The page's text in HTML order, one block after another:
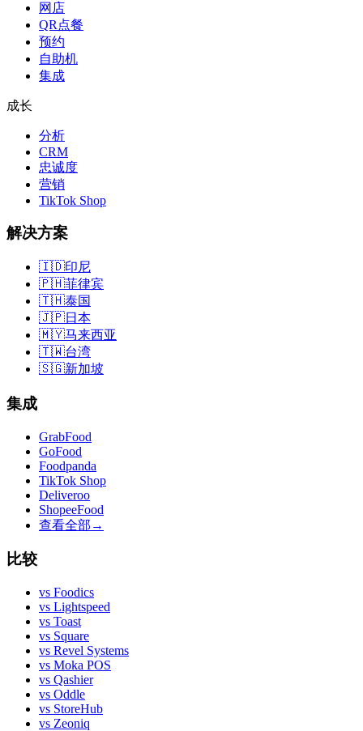
网店
QR点餐
预约
自助机
集成
成长
分析
CRM
忠诚度
营销
TikTok Shop
解决方案
🇮🇩印尼
🇵🇭菲律宾
🇹🇭泰国
🇯🇵日本
🇲🇾马来西亚
🇹🇼台湾
🇸🇬新加坡
集成
GrabFood
GoFood
Foodpanda
TikTok Shop
Deliveroo
ShopeeFood
查看全部 →
比较
vs Foodics
vs Lightspeed
vs Toast
vs Square
vs Revel Systems
vs Moka POS
vs Qashier
vs Oddle
vs StoreHub
vs Zeoniq